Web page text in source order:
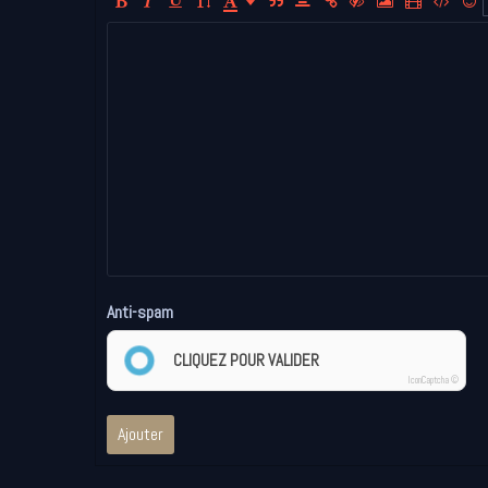
Anti-spam
CLIQUEZ POUR VALIDER
IconCaptcha ©
Ajouter